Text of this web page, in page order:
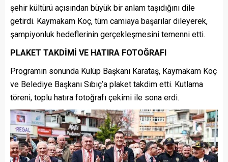
şehir kültürü açısından büyük bir anlam taşıdığını dile
getirdi. Kaymakam Koç, tüm camiaya başarılar dileyerek,
şampiyonluk hedeflerinin gerçekleşmesini temenni etti.
PLAKET TAKDİMİ VE HATIRA FOTOĞRAFI
Programın sonunda Kulüp Başkanı Karataş, Kaymakam Koç
ve Belediye Başkanı Sıbıç’a plaket takdim etti. Kutlama
töreni, toplu hatıra fotoğrafı çekimi ile sona erdi.